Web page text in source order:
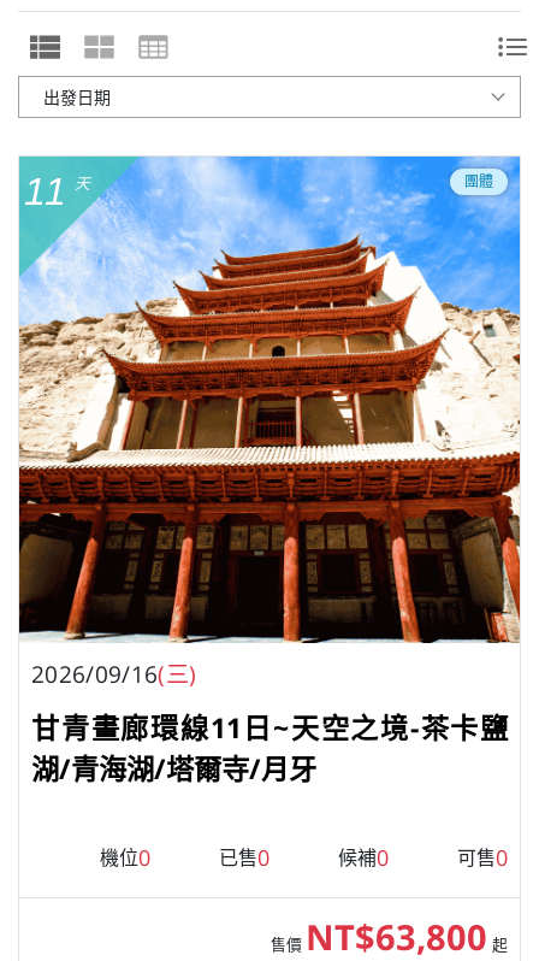
11 天 團體
2026/09/16(三)
甘青畫廊環線11日~天空之境-茶卡鹽
湖/青海湖/塔爾寺/月牙
機位0 已售0 候補0 可售0
售價 NT$63,800 起